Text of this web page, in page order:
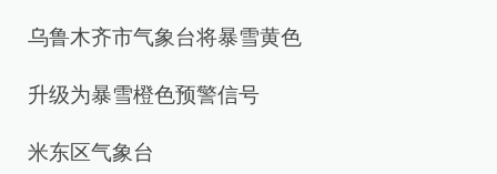
乌鲁木齐市气象台将暴雪黄色
升级为暴雪橙色预警信号
米东区气象台